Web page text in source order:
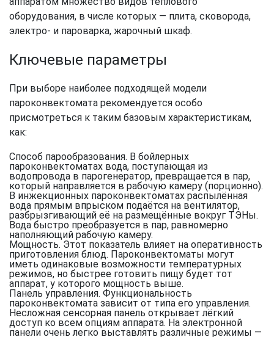
оборудования, в числе которых — плита, сковорода,
электро- и пароварка, жарочный шкаф.
Ключевые параметры
При выборе наиболее подходящей модели
пароконвектомата рекомендуется особо
присмотреться к таким базовым характеристикам,
как:
Способ парообразования. В бойлерных
пароконвектоматах вода, поступающая из
водопровода в парогенератор, превращается в пар,
который направляется в рабочую камеру (порционно).
В инжекционных пароконвектоматах распылённая
вода прямым впрыском подаётся на вентилятор,
разбрызгивающий её на размещённые вокруг ТЭНы.
Вода быстро преобразуется в пар, равномерно
наполняющий рабочую камеру.
Мощность. Этот показатель влияет на оперативность
приготовления блюд. Пароконвектоматы могут
иметь одинаковые возможности температурных
режимов, но быстрее готовить пищу будет тот
аппарат, у которого мощность выше.
Панель управления. Функциональность
пароконвектомата зависит от типа его управления.
Несложная сенсорная панель открывает лёгкий
доступ ко всем опциям аппарата. На электронной
панели очень легко выставлять различные режимы —